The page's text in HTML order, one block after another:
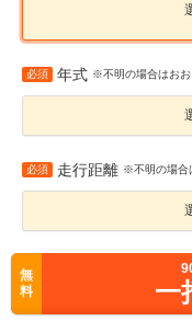
必須 年式 ※不明の場合はお
必須 走行距離 ※不明の場合
無
料
一